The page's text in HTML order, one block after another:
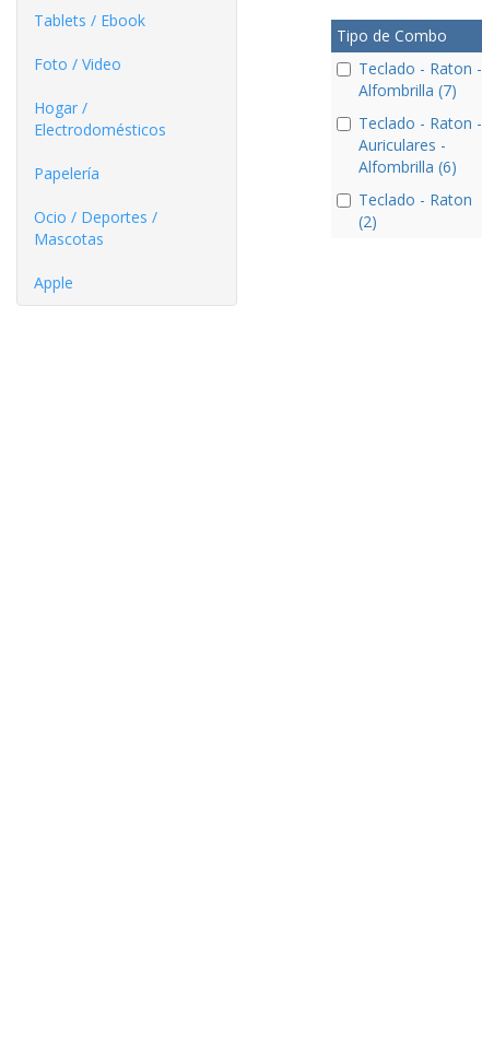
Tablets / Ebook
Foto / Video
Hogar /
Electrodomésticos
Papelería
Ocio / Deportes /
Mascotas
Apple
Tipo de Combo
Teclado - Raton -
Alfombrilla (7)
Teclado - Raton -
Auriculares -
Alfombrilla (6)
Teclado - Raton
(2)